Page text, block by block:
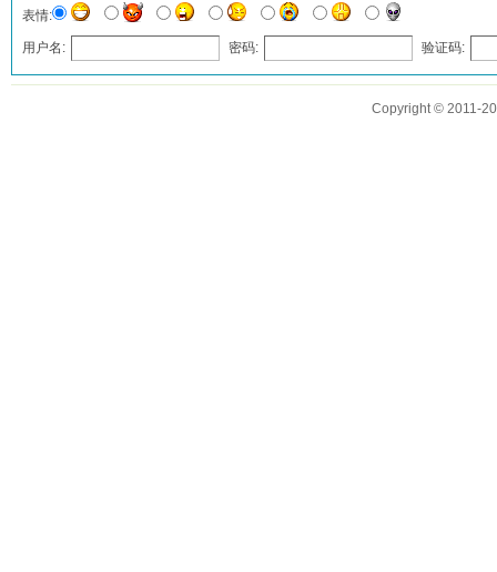
表情:
用户名: 密码: 验证码:
发表评论
Copyright © 2011-